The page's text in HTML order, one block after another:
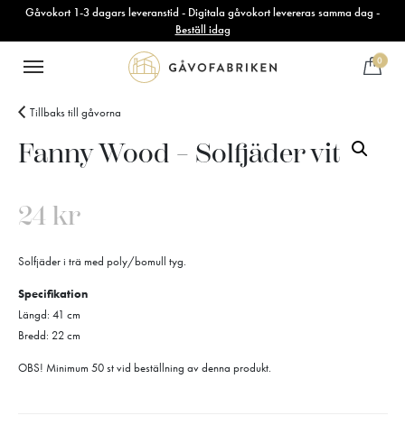
Gåvokort 1-3 dagars leveranstid - Digitala gåvokort levereras samma dag -
Beställ idag
0
Tillbaks till gåvorna
Fanny Wood – Solfjäder vit
24 kr
Solfjäder i trä med poly/bomull tyg.
Specifikation
Längd: 41 cm
Bredd: 22 cm
OBS! Minimum 50 st vid beställning av denna produkt.